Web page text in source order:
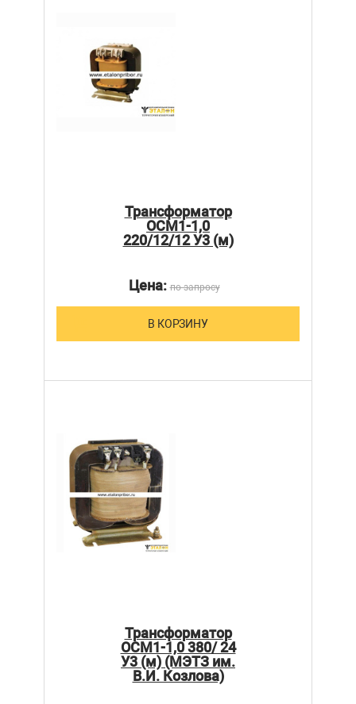
Трансформатор
ОСМ1-1,0
220/12/12 У3 (м)
Цена:по запросу
В КОРЗИНУ
Трансформатор
ОСМ1-1,0 380/ 24
У3 (м) (МЭТЗ им.
В.И. Козлова)